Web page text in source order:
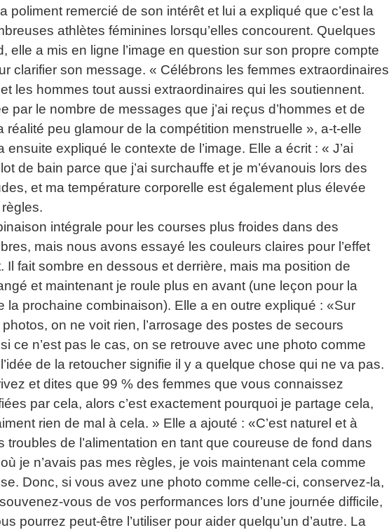
poliment remercié de son intérêt et lui a expliqué que c’est la
athlètes féminines lorsqu’elles concourent. Quelques
elle a mis en ligne l’image en question sur son propre compte
clarifier son message. « Célébrons les femmes extraordinaires
les hommes tout aussi extraordinaires qui les soutiennent.
par le nombre de messages que j’ai reçus d’hommes et de
réalité peu glamour de la compétition menstruelle », a-t-elle
ensuite expliqué le contexte de l’image. Elle a écrit : « J’ai
de bain parce que j’ai surchauffe et je m’évanouis lors des
et ma température corporelle est également plus élevée
intégrale pour les courses plus froides dans des
mais nous avons essayé les couleurs claires pour l’effet
Il fait sombre en dessous et derrière, mais ma position de
et maintenant je roule plus en avant (une leçon pour la
la prochaine combinaison). Elle a en outre expliqué : «Sur
on ne voit rien, l’arrosage des postes de secours
ce n’est pas le cas, on se retrouve avec une photo comme
de la retoucher signifie il y a quelque chose qui ne va pas.
et dites que 99 % des femmes que vous connaissez
par cela, alors c’est exactement pourquoi je partage cela,
rien de mal à cela. » Elle a ajouté : «C’est naturel et à
troubles de l’alimentation en tant que coureuse de fond dans
je n’avais pas mes règles, je vois maintenant cela comme
Donc, si vous avez une photo comme celle-ci, conservez-la,
vous de vos performances lors d’une journée difficile,
pourrez peut-être l’utiliser pour aider quelqu’un d’autre. La